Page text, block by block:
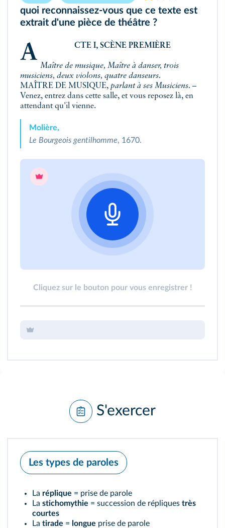
quoi reconnaissez-vous que ce texte est
extrait d'une pièce de théâtre ?
ACTE I, SCÈNE PREMIÈRE
Maître de musique, Maître à danser, trois
musiciens, deux violons, quatre danseurs.
MAÎTRE DE MUSIQUE, parlant à ses Musiciens. –
Venez, entrez dans cette salle, et vous reposez là, en
attendant qu'il vienne.
Molière,
Le Bourgeois gentilhomme, 1670.
Cliquez sur le bouton pour vous enregistrer !
S'exercer
Les types de paroles
La réplique = prise de parole
La stichomythie = succession de répliques très
courtes
La tirade = longue prise de parole